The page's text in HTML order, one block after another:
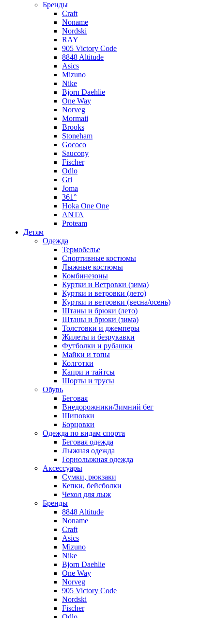
Бренды
Craft
Noname
Nordski
RAY
905 Victory Code
8848 Altitude
Asics
Mizuno
Nike
Bjorn Daehlie
One Way
Norveg
Mormaii
Brooks
Stoneham
Gococo
Saucony
Fischer
Odlo
Gri
Joma
361°
Hoka One One
ANTA
Proteam
Детям
Одежда
Термобелье
Спортивные костюмы
Лыжные костюмы
Комбинезоны
Куртки и Ветровки (зима)
Куртки и ветровки (лето)
Куртки и ветровки (весна/осень)
Штаны и брюки (лето)
Штаны и брюки (зима)
Толстовки и джемперы
Жилеты и безрукавки
Футболки и рубашки
Майки и топы
Колготки
Капри и тайтсы
Шорты и трусы
Обувь
Беговая
Внедорожники/Зимний бег
Шиповки
Борцовки
Одежда по видам спорта
Беговая одежда
Лыжная одежда
Горнолыжная одежда
Аксессуары
Сумки, рюкзаки
Кепки, бейсболки
Чехол для лыж
Бренды
8848 Altitude
Noname
Craft
Asics
Mizuno
Nike
Bjorn Daehlie
One Way
Norveg
905 Victory Code
Nordski
Fischer